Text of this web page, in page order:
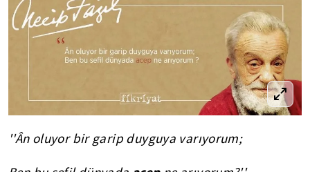
''Ân oluyor bir garip duyguya varıyorum;